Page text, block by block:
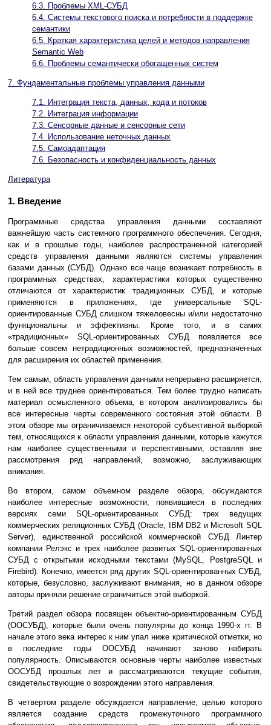
6.3. Проблемы XML-СУБД
6.4. Системы текстового поиска и потребности в поддержке
семантики
6.5. Краткая характеристика целей и методов направления
Semantic Web
6.6. Проблемы семантически обогащенных систем
7. Фундаментальные проблемы управления данными
7.1. Интеграция текста, данных, кода и потоков
7.2. Интеграция информации
7.3. Сенсорные данные и сенсорные сети
7.4. Использование неточных данных
7.5. Самоадаптация
7.6. Безопасность и конфиденциальность данных
Литература
1. Введение
Программные средства управления данными составляют
важнейшую часть системного программного обеспечения. Сегодня,
как и в прошлые годы, наиболее распространенной категорией
средств управления данными являются системы управления
базами данных (СУБД). Однако все чаще возникает потребность в
программных средствах, характеристики которых существенно
отличаются от характеристик традиционных СУБД, и которые
применяются в приложениях, где универсальные SQL-
ориентированные СУБД слишком тяжеловесны и/или недостаточно
функциональны и эффективны. Кроме того, и в самих
«традиционных» SQL-ориентированных СУБД появляется все
больше совсем нетрадиционных возможностей, предназначенных
для расширения их областей применения.
Тем самым, область управления данными непрерывно расширяется,
и в ней все труднее ориентироваться. Тем более трудно написать
материал осмысленного объема, в котором анализировались бы
все интересные черты современного состояния этой области. В
этом обзоре мы ограничиваемся некоторой субъективной выборкой
тем, относящихся к области управления данными, которые кажутся
нам наиболее существенными и перспективными, оставляя вне
рассмотрения ряд направлений, возможно, заслуживающих
внимания.
Во втором, самом объемном разделе обзора, обсуждаются
наиболее интересные возможности, появившиеся в последних
версиях семи SQL-ориентированных СУБД: трех ведущих
коммерческих реляционных СУБД (Oracle, IBM DB2 и Microsoft SQL
Server), единственной российской коммерческой СУБД Линтер
компании Релэкс и трех наиболее развитых SQL-ориентированных
СУБД с открытыми исходными текстами (MySQL, PostgreSQL и
Firebird). Конечно, имеется ряд других SQL-ориентированных СУБД,
которые, безусловно, заслуживают внимания, но в данном обзоре
авторы приняли решение ограничиться этой выборкой.
Третий раздел обзора посвящен объектно-ориентированным СУБД
(ООСУБД), которые были очень популярны до конца 1990-х гг. В
начале этого века интерес к ним упал ниже критической отметки, но
в последние годы ООСУБД начинают заново набирать
популярность. Описываются основные черты наиболее известных
ООСУБД прошлых лет и рассматриваются текущие события,
свидетельствующие о возрождении этого направления.
В четвертом разделе обсуждается направление, целью которого
является создание средств промежуточного программного